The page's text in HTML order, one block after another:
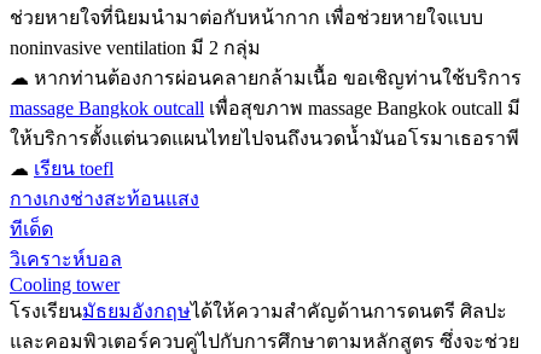
ช่วยหายใจที่นิยมนำมาต่อกับหน้ากาก เพื่อช่วยหายใจแบบ
noninvasive ventilation มี 2 กลุ่ม
☁ หากท่านต้องการผ่อนคลายกล้ามเนื้อ ขอเชิญท่านใช้บริการ
massage Bangkok outcall เพื่อสุขภาพ massage Bangkok outcall มี
ให้บริการตั้งแต่นวดแผนไทยไปจนถึงนวดน้ำมันอโรมาเธอราพี
☁ เรียน toefl
กางเกงช่างสะท้อนแสง
ทีเด็ด
วิเคราะห์บอล
Cooling tower
โรงเรียนมัธยมอังกฤษได้ให้ความสำคัญด้านการดนตรี ศิลปะ
และคอมพิวเตอร์ควบคู่ไปกับการศึกษาตามหลักสูตร ซึ่งจะช่วย